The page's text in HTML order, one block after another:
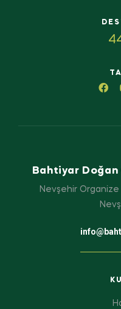
Bahtiyar Doğan
Nevşehir Organize